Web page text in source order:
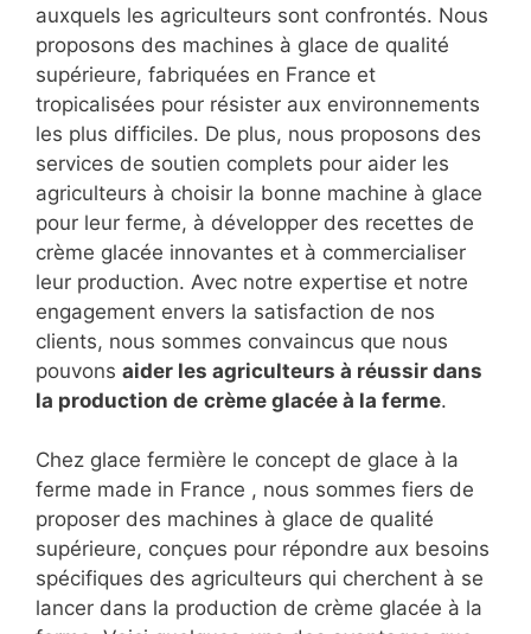
auxquels les agriculteurs sont confrontés. Nous
proposons des machines à glace de qualité
supérieure, fabriquées en France et
tropicalisées pour résister aux environnements
les plus difficiles. De plus, nous proposons des
services de soutien complets pour aider les
agriculteurs à choisir la bonne machine à glace
pour leur ferme, à développer des recettes de
crème glacée innovantes et à commercialiser
leur production. Avec notre expertise et notre
engagement envers la satisfaction de nos
clients, nous sommes convaincus que nous
pouvons aider les agriculteurs à réussir dans
la production de crème glacée à la ferme.
Chez glace fermière le concept de glace à la
ferme made in France , nous sommes fiers de
proposer des machines à glace de qualité
supérieure, conçues pour répondre aux besoins
spécifiques des agriculteurs qui cherchent à se
lancer dans la production de crème glacée à la